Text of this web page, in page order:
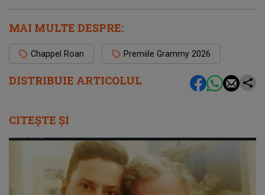
DISTRIBUIE ARTICOLUL
MAI MULTE DESPRE:
Chappel Roan Premiile Grammy 2026
CITEȘTE ȘI